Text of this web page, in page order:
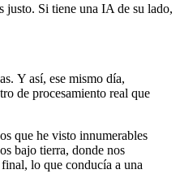
justo. Si tiene una IA de su lado,
Y así, ese mismo día,
de procesamiento real que
que he visto innumerables
bajo tierra, donde nos
lo que conducía a una